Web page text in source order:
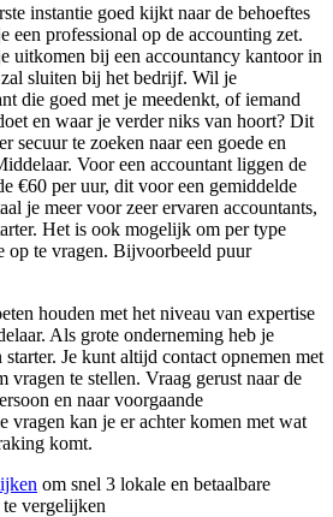
instantie goed kijkt naar de behoeftes
een professional op de accounting zet.
uitkomen bij een accountancy kantoor in
sluiten bij het bedrijf. Wil je
die goed met je meedenkt, of iemand
en waar je verder niks van hoort? Dit
secuur te zoeken naar een goede en
Voor een accountant liggen de
€60 per uur, dit voor een gemiddelde
je meer voor zeer ervaren accountants,
Het is ook mogelijk om per type
op te vragen. Bijvoorbeeld puur
houden met het niveau van expertise
Als grote onderneming heb je
Je kunt altijd contact opnemen met
vragen te stellen. Vraag gerust naar de
en naar voorgaande
vragen kan je er achter komen met wat
komt.
om snel 3 lokale en betaalbare
vergelijken